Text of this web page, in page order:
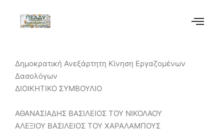
Δημοκρατική Ανεξάρτητη Κίνηση Εργαζομένων
Δασολόγων
ΔΙΟΙΚΗΤΙΚΟ ΣΥΜΒΟΥΛΙΟ
ΑΘΑΝΑΣΙΑΔΗΣ ΒΑΣΙΛΕΙΟΣ ΤΟΥ ΝΙΚΟΛΑΟΥ
ΑΛΕΞΙΟΥ ΒΑΣΙΛΕΙΟΣ ΤΟΥ ΧΑΡΑΛΑΜΠΟΥΣ